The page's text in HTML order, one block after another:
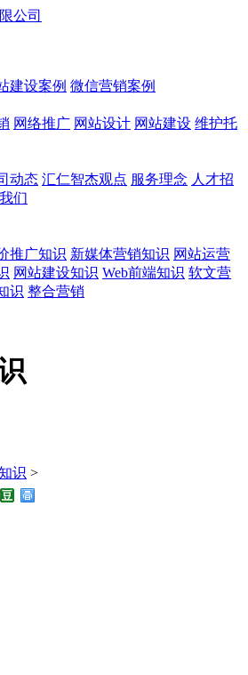
建设案例 微信营销案例
网络推广 网站设计 网站建设 维护托
动态 汇仁智杰观点 服务理念 人才招
们
推广知识 新媒体营销知识 网站运营
网站建设知识 Web前端知识 软文营
识 整合营销
识 >